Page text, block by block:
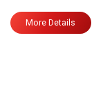
More Details